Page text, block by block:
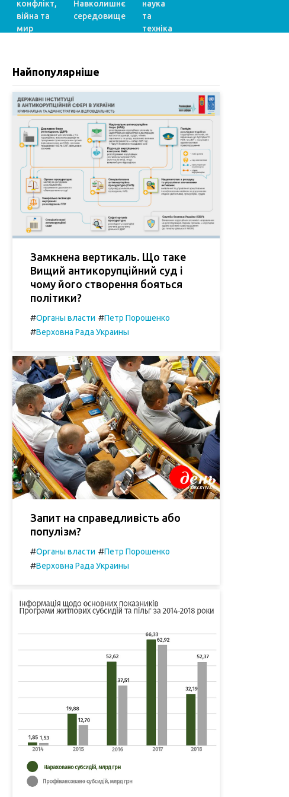
конфлікт,
війна та
мир
Навколишнє
середовище
наука
та
техніка
Найпопулярніше
Замкнена вертикаль. Що таке
Вищий антикорупційний суд і
чому його створення бояться
політики?
#Органы власти #Петр Порошенко
#Верховна Рада Украины
Запит на справедливість або
популізм?
#Органы власти #Петр Порошенко
#Верховна Рада Украины